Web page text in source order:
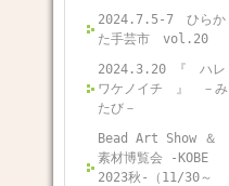
2024.7.5-7 ひらか
た手芸市 vol.20
2024.3.20 『 ハレ
ワケノイチ 』 －み
たび－
Bead Art Show ＆
素材博覧会 -KOBE
2023秋-（11/30～